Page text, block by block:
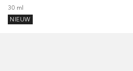
30 ml
NIEUW